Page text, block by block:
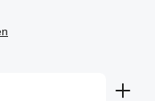
Wert ein